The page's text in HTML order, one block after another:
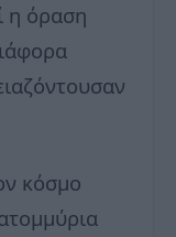
η όραση
κόσμο